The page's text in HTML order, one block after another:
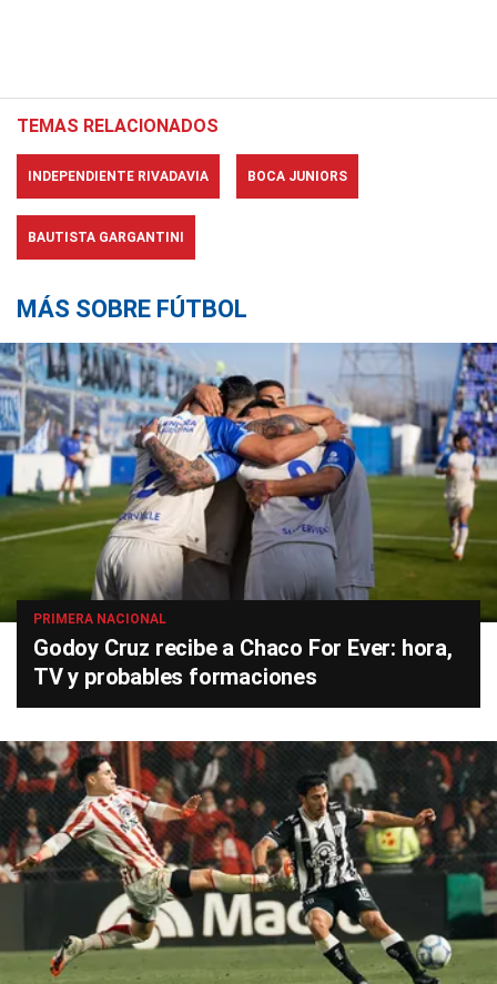
TEMAS RELACIONADOS
INDEPENDIENTE RIVADAVIA BOCA JUNIORS
BAUTISTA GARGANTINI
MÁS SOBRE FÚTBOL
PRIMERA NACIONAL
Godoy Cruz recibe a Chaco For Ever: hora,
TV y probables formaciones